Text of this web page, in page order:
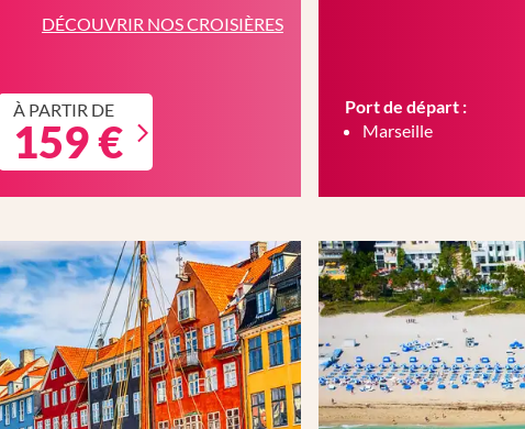
DÉCOUVRIR NOS CROISIÈRES
À PARTIR DE
159 €
Port de départ :
Marseille